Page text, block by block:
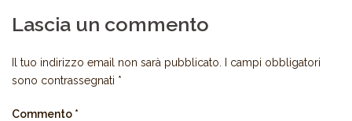
Lascia un commento
Il tuo indirizzo email non sarà pubblicato.
I campi obbligatori
sono contrassegnati *
Commento *